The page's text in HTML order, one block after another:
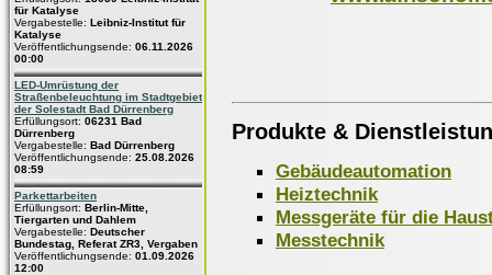
für Katalyse
Vergabestelle: Leibniz-Institut für
Katalyse
Veröffentlichungsende: 06.11.2026
00:00
LED-Umrüstung der
Straßenbeleuchtung im Stadtgebiet
der Solestadt Bad Dürrenberg
Erfüllungsort: 06231 Bad
Dürrenberg
Vergabestelle: Bad Dürrenberg
Veröffentlichungsende: 25.08.2026
08:59
Parkettarbeiten
Erfüllungsort: Berlin-Mitte,
Tiergarten und Dahlem
Vergabestelle: Deutscher
Bundestag, Referat ZR3, Vergaben
Veröffentlichungsende: 01.09.2026
12:00
Produkte &
Gebäudeautomation
Heiztechnik
Messgeräte für die
Messtechnik